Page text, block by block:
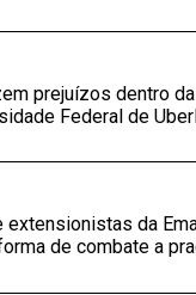
prejuízos dentro
Federal de
da
de combate a